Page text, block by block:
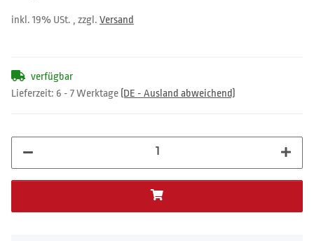
inkl. 19% USt. , zzgl. Versand
verfügbar
Lieferzeit: 6 - 7 Werktage (DE - Ausland abweichend)